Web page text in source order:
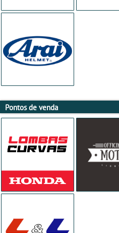
Pontos de venda